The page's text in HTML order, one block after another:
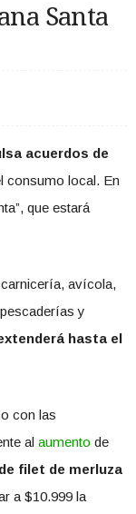
Santa
acuerdos de
consumo local. En
que estará
avícola,
y
hasta el
con las
al aumento de
filet de merluza
a $10.999 la